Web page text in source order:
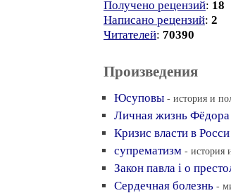
Получено рецензий: 18
Написано рецензий: 2
Читателей: 70390
Произведения
Юсуповы - история и
Личная жизнь
Кризис власти в
супрематизм - история
Закон павла i о
Сердечная болезнь -